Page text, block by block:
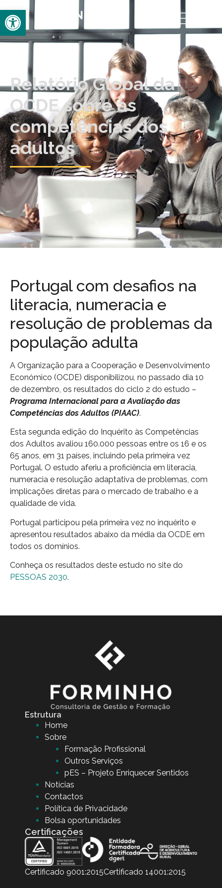
Open toolbar
Relatório Global da
OCDE sobre as
competências dos
adultos
Portugal com desafios na
literacia, numeracia e
resolução de problemas da
população adulta
A Organização para a Cooperação e Desenvolvimento
Económico (OCDE) disponibilizou, no passado dia 10
de dezembro, os resultados do ciclo 2 do estudo –
Programa Internacional para a Avaliação das
Competências dos Adultos (PIAAC).
Esta segunda edição do Inquérito às Competências
dos Adultos avaliou 160.000 pessoas entre os 16 e os
65 anos, em 31 países, incluindo pela primeira vez
Portugal. O estudo aferiu a proficiência em literacia,
numeracia e resolução adaptativa de problemas, com
implicações diretas para o mercado de trabalho e a
qualidade de vida.
Portugal participou pela primeira vez no inquérito e
apresentou resultados abaixo da média da OCDE em
todos os domínios.
Conheça os resultados deste estudo no site do
PESSOAS 2030.
Estrutura
Home
Sobre
Formação Profissional
Outros Serviços
pES – Projeto Enriquecer Sentidos
Notícias
Contactos
Política de Privacidade
Bolsa oportunidades
Certificações
Certificado 9001:2015Certificado 14001:2015